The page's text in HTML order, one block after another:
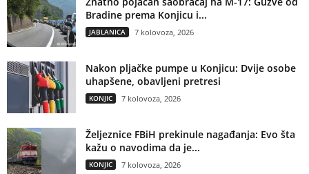
Bradine prema Konjicu i...
JABLANICA 7 kolovoza, 2026
Nakon pljačke pumpe u Konjicu: Dvije osobe
uhapšene, obavljeni pretresi
KONJIC 7 kolovoza, 2026
Željeznice FBiH prekinule nagađanja: Evo šta
kažu o navodima da je...
KONJIC 7 kolovoza, 2026